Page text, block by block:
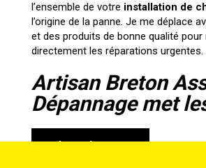
l’ensemble de votre installation de
l’origine de la panne. Je me déplace
et des produits de bonne qualité pour
directement les réparations urgentes.
Artisan Breton
Dépannage met
Désembouage